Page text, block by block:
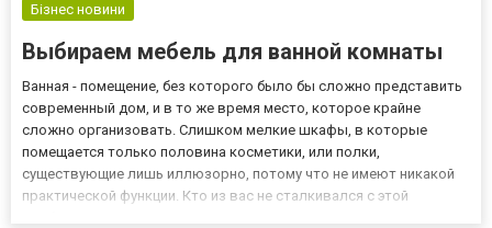
Бізнес новини
Выбираем мебель для ванной комнаты
Ванная - помещение, без которого было бы сложно представить
современный дом, и в то же время место, которое крайне
сложно организовать. Слишком мелкие шкафы, в которые
помещается только половина косметики, или полки,
существующие лишь иллюзорно, потому что не имеют никакой
практической функции. Кто из вас не сталкивался с этой